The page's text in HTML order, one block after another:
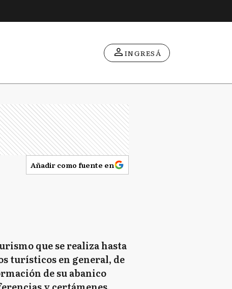
INGRESÁ
Añadir como fuente en
que se realiza hasta
turísticos en general, de
de su abanico